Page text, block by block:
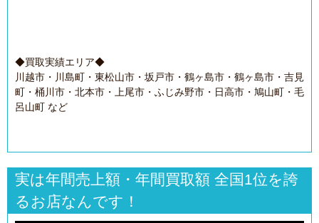
◆買取実績エリア◆
川越市・川島町・東松山市・坂戸市・鶴ヶ島市・鶴ヶ島市・吉見
町・桶川市・北本市・上尾市・ふじみ野市・日高市・鳩山町・毛
呂山町 など
実は年間売上額・年間買取額 全国1位を誇
るお店なんです！